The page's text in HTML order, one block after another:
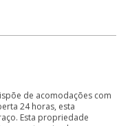
de acomodações com
24 horas, esta
Esta propriedade